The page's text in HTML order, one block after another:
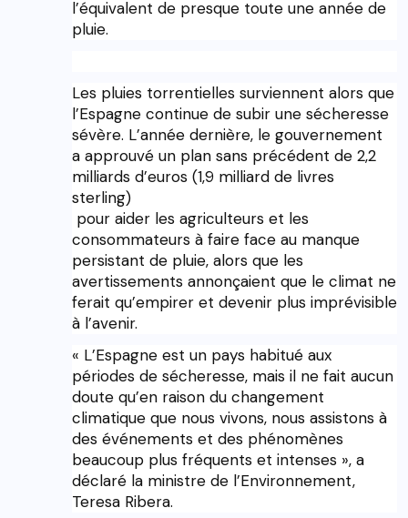
l’équivalent de presque toute une année de
pluie.
Les pluies torrentielles surviennent alors que
l’Espagne continue de subir une sécheresse
sévère. L’année dernière, le gouvernement
a approuvé un plan sans précédent de 2,2
milliards d’euros (1,9 milliard de livres
sterling)
pour aider les agriculteurs et les
consommateurs à faire face au manque
persistant de pluie, alors que les
avertissements annonçaient que le climat ne
ferait qu’empirer et devenir plus imprévisible
à l’avenir.
« L’Espagne est un pays habitué aux
périodes de sécheresse, mais il ne fait aucun
doute qu’en raison du changement
climatique que nous vivons, nous assistons à
des événements et des phénomènes
beaucoup plus fréquents et intenses », a
déclaré la ministre de l’Environnement,
Teresa Ribera.